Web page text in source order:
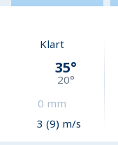
Klart
35°
20°
0 mm
3 (9) m/s